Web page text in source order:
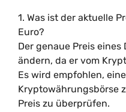
1. Was ist der aktuelle
Euro?
Der genaue Preis
ändern, da er vom
Es wird empfohlen,
Kryptowährungsbörse
Preis zu überprüfen.